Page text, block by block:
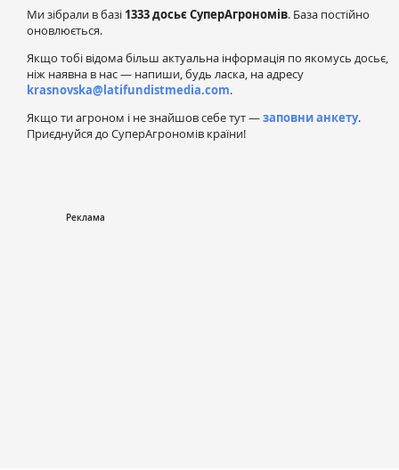
Ми зібрали в базі 1333 досьє СуперАгрономів. База постійно
оновлюється.
Якщо тобі відома більш актуальна інформація по якомусь досьє,
ніж наявна в нас — напиши, будь ласка, на адресу
krasnovska@latifundistmedia.com.
Якщо ти агроном і не знайшов себе тут —заповни анкету.
Приєднуйся до СуперАгрономів країни!